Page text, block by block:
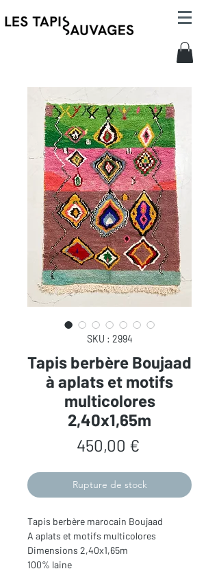
SKU : 2994
Tapis berbère Boujaad
à aplats et motifs
multicolores
2,40x1,65m
450,00 €Prix
Rupture de stock
Tapis berbère marocain Boujaad
A aplats et motifs multicolores
Dimensions 2,40x1,65m
100% laine